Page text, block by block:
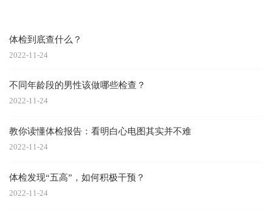
体检到底查什么？
2022-11-24
不同年龄段的男性该做哪些检查？
2022-11-24
教你读懂体检报告：看明白心电图其实并不难
2022-11-24
体检发现“五高”，如何积极干预？
2022-11-24